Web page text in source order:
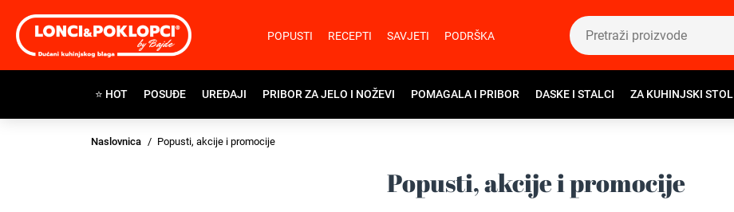
POPUSTI RECEPTI SAVJETI PODRŠKA
⭐ HOT POSUĐE UREĐAJI PRIBOR ZA JELO I NOŽEVI POMAGALA I PRIBOR DASKE I STALCI ZA KUHINJSKI STOL
Naslovnica Popusti, akcije i promocije
Popusti, akcije i promocije